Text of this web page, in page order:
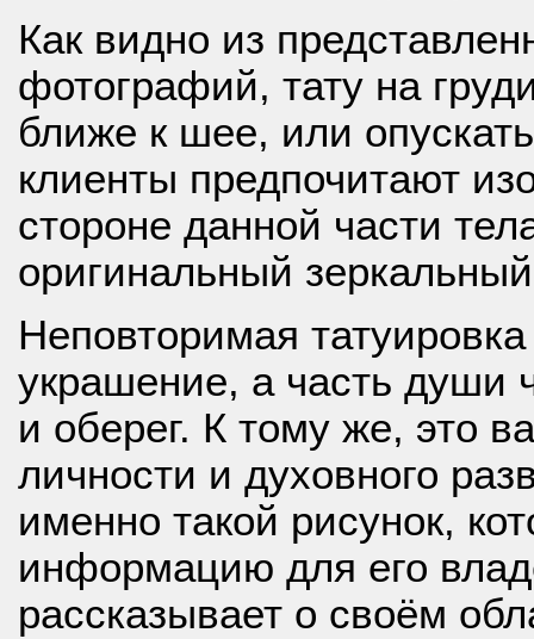
Как видно из
фотографий, тату на
ближе к шее, или
клиенты предпочитают
стороне данной части
оригинальный
Неповторимая
украшение, а часть души
и оберег. К тому же, это
личности и духовного
именно такой рисунок,
информацию для его
рассказывает о своём